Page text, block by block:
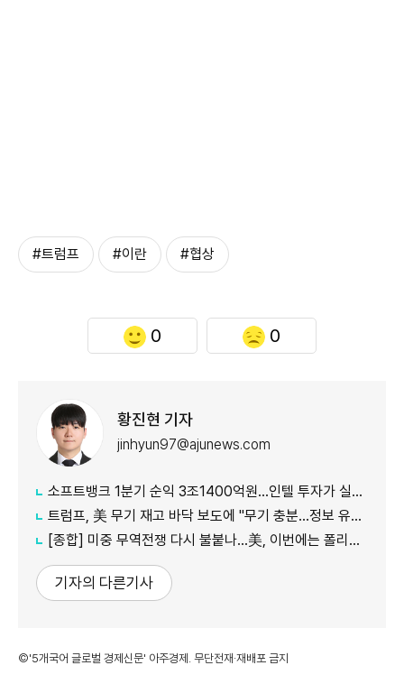
#트럼프 #이란 #협상
0 0
황진현 기자
jinhyun97@ajunews.com
소프트뱅크 1분기 순익 3조1400억원…인텔 투자가 실적 견인
트럼프, 美 무기 재고 바닥 보도에 "무기 충분…정보 유출자에 장기형"
[종합] 미중 무역전쟁 다시 불붙나…美, 이번에는 폴리실리콘 관세 15% 추진
기자의 다른기사
©'5개국어 글로벌 경제신문' 아주경제. 무단전재·재배포 금지